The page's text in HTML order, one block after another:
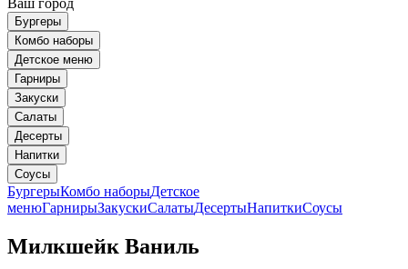
Ваш город
Бургеры
Комбо наборы
Детское меню
Гарниры
Закуски
Салаты
Десерты
Напитки
Соусы
БургерыКомбо наборыДетское
менюГарнирыЗакускиСалатыДесертыНапиткиСоусы
Милкшейк Ваниль